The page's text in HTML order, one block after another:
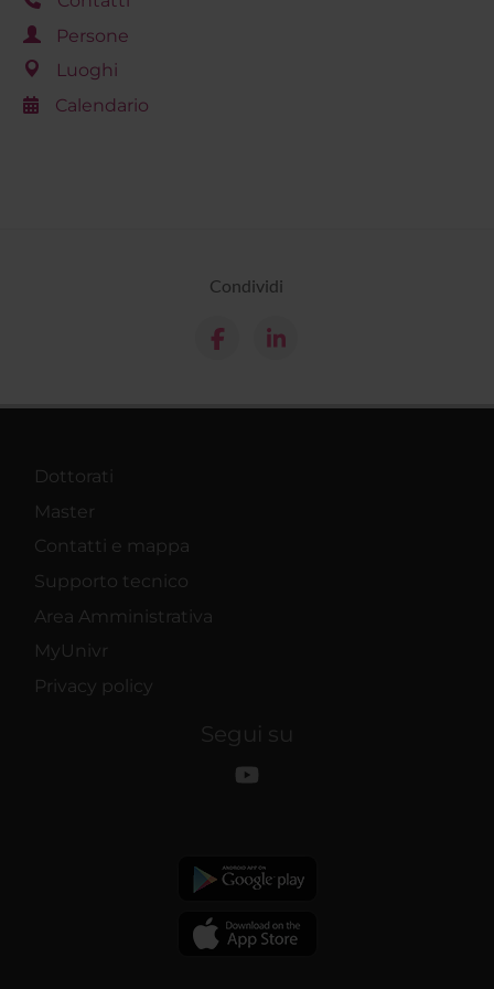
Persone
Luoghi
Calendario
Condividi
Dottorati
Master
Contatti e mappa
Supporto tecnico
Area Amministrativa
MyUnivr
Privacy policy
Segui su